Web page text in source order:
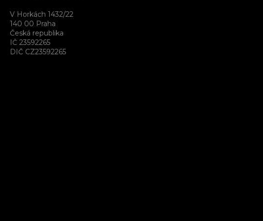
V Horkách 1432/22
140 00 Praha
Česká republika
IČ 23592265
DIČ CZ23592265